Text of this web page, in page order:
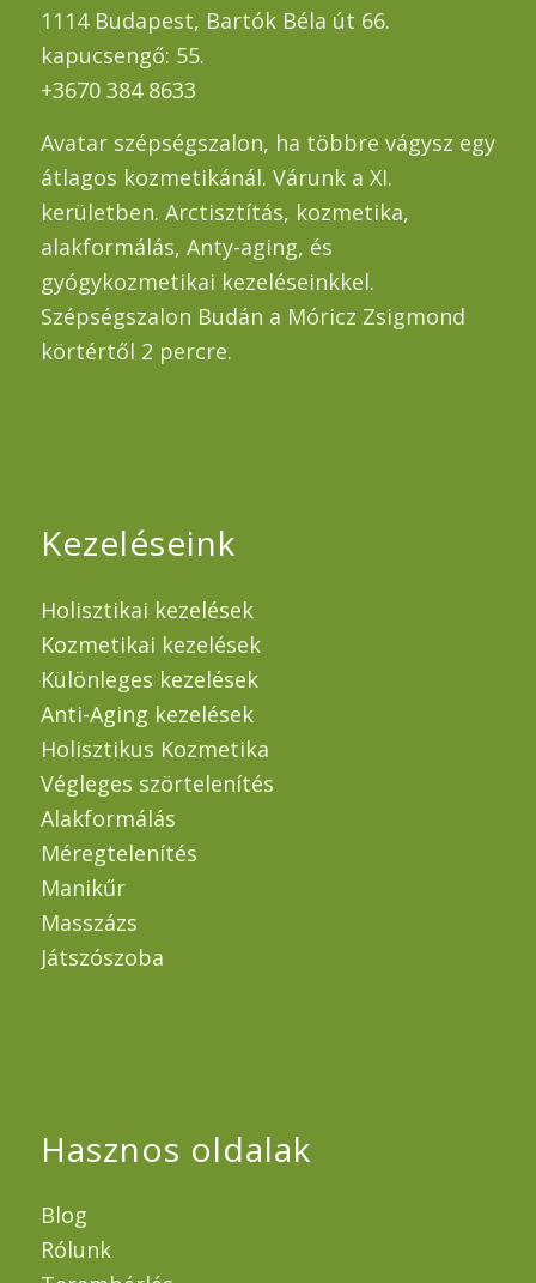
1114 Budapest, Bartók Béla út 66.
kapucsengő: 55.
+3670 384 8633
Avatar szépségszalon, ha többre vágysz egy
átlagos kozmetikánál. Várunk a XI.
kerületben. Arctisztítás, kozmetika,
alakformálás, Anty-aging, és
gyógykozmetikai kezeléseinkkel.
Szépségszalon Budán a Móricz Zsigmond
körtértől 2 percre.
Kezeléseink
Holisztikai kezelések
Kozmetikai kezelések
Különleges kezelések
Anti-Aging kezelések
Holisztikus Kozmetika
Végleges szörtelenítés
Alakformálás
Méregtelenítés
Manikűr
Masszázs
Játszószoba
Hasznos oldalak
Blog
Rólunk